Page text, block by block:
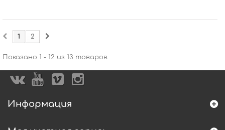
1 2
Показано 1 - 12 из 13 товаров
Информация